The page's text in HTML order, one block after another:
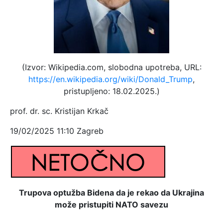
(Izvor: Wikipedia.com, slobodna upotreba, URL:
https://en.wikipedia.org/wiki/Donald_Trump,
pristupljeno: 18.02.2025.)
prof. dr. sc. Kristijan Krkač
19/02/2025 11:10 Zagreb
Trupova optužba Bidena da je rekao da Ukrajina
može pristupiti NATO savezu